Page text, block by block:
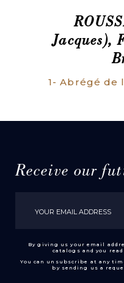
Jacques),
Receive our
By giving us your email
catalogs and you
You can unsubscribe at any
by sending us a